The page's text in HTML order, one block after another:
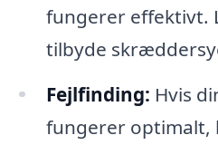
fungerer effektivt.
tilbyde
Fejlfinding: Hvis
fungerer optimalt,